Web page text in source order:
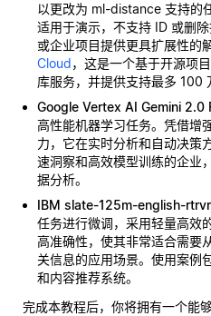
以更改为 ml-distance 支持的
适用于演示，不支持 ID 或删
或企业项目提供更具扩展性的
Cloud，这是一个基于开源项目
库服务，并提供支持最多 100
Google Vertex AI Gemini 2.0
高性能机器学习任务。凭借增
力，它在实时分析和自动决策
速洞察和高效模型训练的企业
据分析。
IBM slate-125m-english-rtrvr
任务进行微调，采用轻量高效
高准确性，使其非常适合需要
关信息的应用场景。使用案例
和内容推荐系统。
完成本教程后，你将拥有一个能